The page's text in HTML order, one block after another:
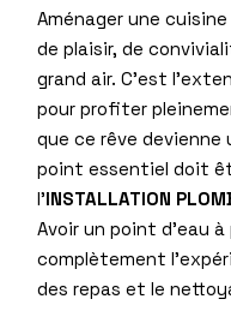
Aménager une
de plaisir, de
grand air. C’est
pour profiter
que ce rêve
point essentiel doit
l’INSTALLATION
Avoir un point d’eau
complètement
des repas et le